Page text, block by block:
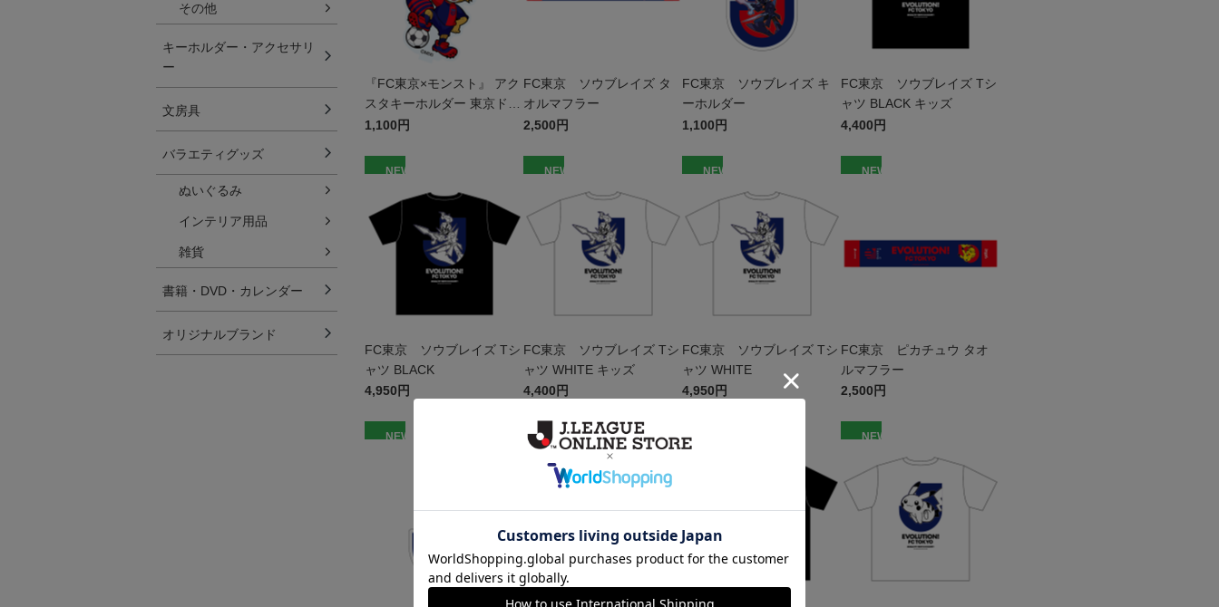
『FC東京×モンスト』 アク
スタキーホルダー 東京ドロ
ンパ
1,100円
FC東京 ソウブレイズ タ
オルマフラー
2,500円
FC東京 ソウブレイズ キ
ーホルダー
1,100円
FC東京 ソウブレイズ Tシ
ャツ BLACK キッズ
4,400円
NEW
FC東京 ソウブレイズ Tシ
ャツ BLACK
4,950円
NEW
FC東京 ソウブレイズ Tシ
ャツ WHITE キッズ
4,400円
NEW
FC東京 ソウブレイズ Tシ
ャツ WHITE
4,950円
NEW
FC東京 ピカチュウ タオ
ルマフラー
2,500円
NEW NEW NEW
その他
キーホルダー・アクセサリ
ー
文房具
バラエティグッズ
ぬいぐるみ
インテリア用品
雑貨
書籍・DVD・カレンダー
オリジナルブランド